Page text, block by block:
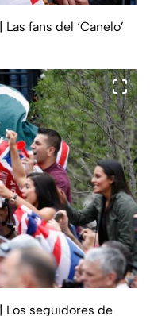
| Las fans del ‘Canelo’
| Los seguidores de